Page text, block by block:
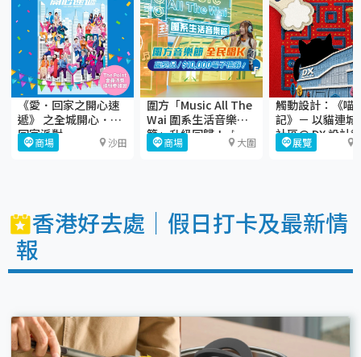
《愛．回家之開心速
遞》 之全城開心．愛
回家派對
商場 沙田
圍方「Music All The
Wai 圍系生活音樂
節」升級回歸！🎶
商場 大圍
觸動設計：《喵
記》－ 以貓連城
社區@ DX 設計館
展覽
香港好去處｜假日打卡及最新情
報